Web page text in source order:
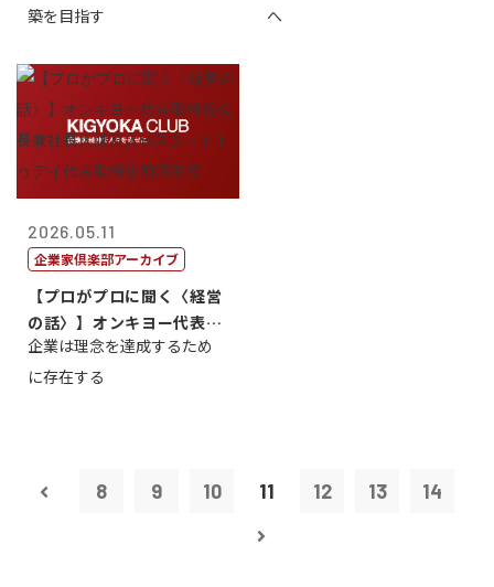
築を目指す
へ
2026.05.11
企業家倶楽部アーカイブ
【プロがプロに聞く〈経営
の話〉】オンキヨー代表取
締役会長兼社...
企業は理念を達成するため
に存在する
8 9 10 11 12 13 14